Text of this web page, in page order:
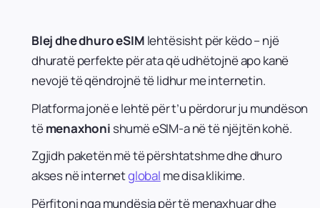
Blej dhe dhuro eSIM lehtësisht për këdo – një
dhuratë perfekte për ata që udhëtojnë apo kanë
nevojë të qëndrojnë të lidhur me internetin.
Platforma jonë e lehtë për t’u përdorur ju mundëson
tëmenaxhoni shumë eSIM-a në të njëjtën kohë.
Zgjidh paketën më të përshtatshme dhe dhuro
akses në internetglobal me disa klikime.
Përfitoni nga mundësia për të menaxhuar dhe